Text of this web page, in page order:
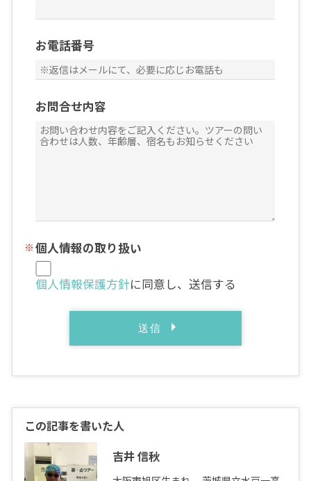
お電話番号
お問合せ内容
個人情報の取り扱い
個人情報保護方針に同意し、送信する
この記事を書いた人
吉井 信秋